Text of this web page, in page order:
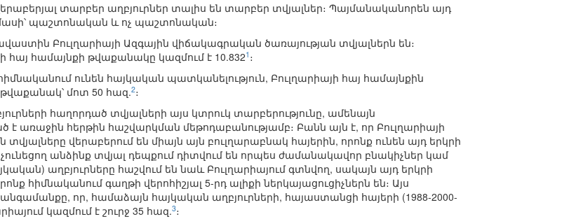
տարբեր աղբյուրներ տալիս են տարբեր տվյալներ։ Պայմանականորեն այդ
մասի՝ պաշտոնական և ոչ պաշտոնական։
Բուլղարիայի Ազգային վիճակագրական ծառայության տվյալներն են։
հայ համայնքի թվաքանակը կազմում է 10.8321 ։
ունեն հայկական պատկանելություն, Բուլղարիայի հայ համայնքին
մոտ 50 հազ.2։
հաղորդած տվյալների այս կտրուկ տարբերությունը, ամենայն
առաջին հերթին հաշվարկման մեթոդաբանությամբ։ Բանն այն է, որ Բուլղարիայի
վերաբերում են միայն այն բուլղարաբնակ հայերին, որոնք ունեն այդ երկրի
անձինք տվյալ դեպքում դիտվում են որպես ժամանակավոր բնակիչներ կամ
աղբյուրները հաշվում են նաև Բուլղարիայում գտնվող, սակայն այդ երկրի
հիմնականում գաղթի վերոհիշյալ 5-րդ ալիքի ներկայացուցիչներն են։ Այս
որ, համաձայն հայկական աղբյուրների, հայաստանցի հայերի (1988-2000-
կազմում է շուրջ 35 հազ.3։